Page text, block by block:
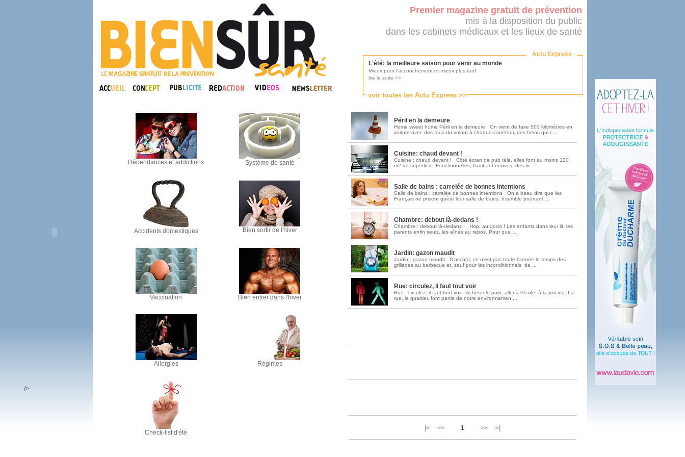
Premier magazine gratuit de prévention
mis à la disposition du public
dans les cabinets médicaux et les lieux de santé
Actu Express
voir toutes les Actu Express >>
L'été: la meilleure saison pour venir au monde
Mieux pour l'accouchement et mieux plus tard
lire la suite >>
Consultés par l'Ordre des médecins, pas par le ministère...
lire la suite >>
Une campagne de pub pour aimer son médecin
La pub au service des praticiens?
lire la suite >>
DMP, l'Arlésienne va devenir réalité
Déploiement prévu au 4ème trimestre 2016
Soins palliatifs: 40 millions de plus en 2016
La journée mondiale des soins palliatifs n'a pas été inutile
lire la suite >>
Dépendances et addictions Système de santé
Accidents domestiques Bien sortir de l'hiver
Vaccination Bien entrer dans l'hiver
Allergies Régimes
Check-list d'été
Péril en la demeure
Home sweet home Péril en la demeure On vient de faire 500 kilomètres en
voiture avec des fous du volant à chaque carrefour, des freins qui c ...
Cuisine: chaud devant !
Cuisine : chaud devant ! Côté écran de pub télé, elles font au moins 120
m2 de superficie. Fonctionnelles, flambant neuves, des tir ...
Salle de bains : carrelée de bonnes intentions
Salle de bains : carrelée de bonnes intentions On a beau dire que les
Français ne prisent guère leur salle de bains, il semble pourtant ...
Chambre: debout là-dedans !
Chambre : debout là-dedans ! Hop, au dodo ! Les enfants dans leur lit, les
parents enfin seuls, les aînés au repos. Pour que ...
Jardin: gazon maudit
Jardin : gazon maudit D’accord, ce n’est pas toute l’année le temps des
grillades au barbecue et, sauf pour les inconditionnels de ...
Rue: circulez, il faut tout voir
Rue : circulez, il faut tout voir Acheter le pain, aller à l’école, à la piscine. La
rue, le quartier, font partie de notre environnemen ...
|< << 1 >> >|
/>